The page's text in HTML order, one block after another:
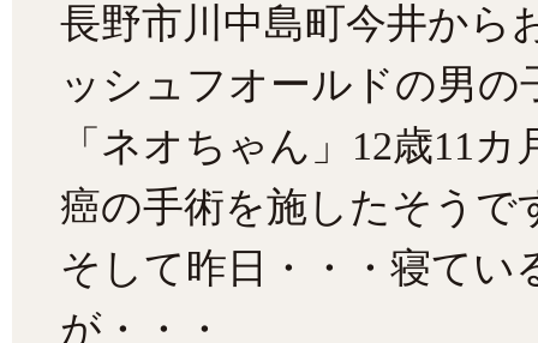
長野市川中島町今井から
ッシュフオールドの男の
「ネオちゃん」12歳11
癌の手術を施したそうで
そして昨日・・・寝て
が・・・